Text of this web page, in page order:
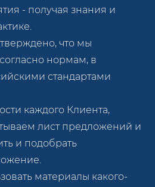
- получая знания и
что мы
нормам, в
стандартами
каждого Клиента,
лист предложений и
и подобрать
материалы какого-